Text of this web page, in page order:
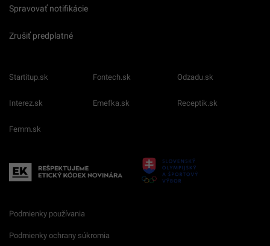
Spravovať notifikácie
Zrušiť predplatné
Startitup.sk Fontech.sk Odzadu.sk
Interez.sk Emefka.sk Receptik.sk
Femm.sk
Podmienky používania
Podmienky ochrany súkromia